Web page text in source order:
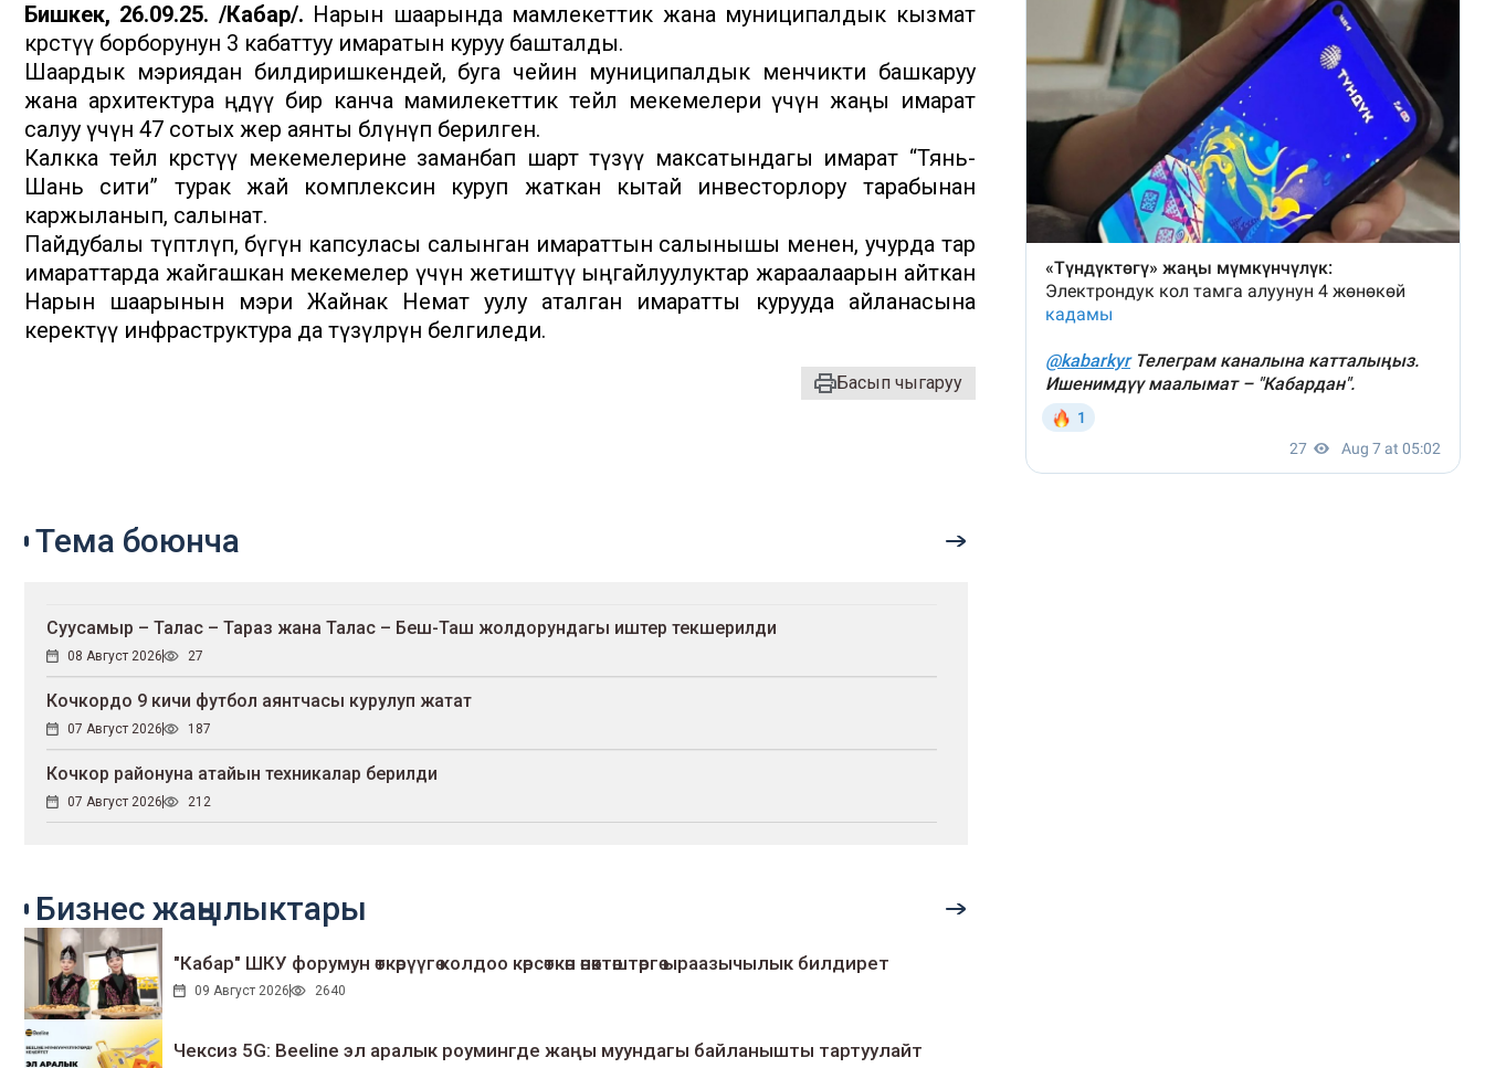
Бишкек, 26.09.25. /Кабар/. Нарын шаарында мамлекеттик жана муниципалдык кызмат
көрсөтүү борборунун 3 кабаттуу имаратын куруу башталды.
Шаардык мэриядан билдиришкендей, буга чейин муниципалдык менчикти башкаруу
жана архитектура өңдүү бир канча мамилекеттик тейлөө мекемелери үчүн жаңы имарат
салуу үчүн 47 сотых жер аянты бөлүнүп берилген.
Калкка тейлөө көрсөтүү мекемелерине заманбап шарт түзүү максатындагы имарат “Тянь-
Шань сити” турак жай комплексин куруп жаткан кытай инвесторлору тарабынан
каржыланып, салынат.
Пайдубалы түптөлүп, бүгүн капсуласы салынган имараттын салынышы менен, учурда тар
имараттарда жайгашкан мекемелер үчүн жетиштүү ыңгайлуулуктар жараалаарын айткан
Нарын шаарынын мэри Жайнак Немат уулу аталган имаратты курууда айланасына
керектүү инфраструктура да түзүлөөрүн белгиледи.
Басып чыгаруу
Тема боюнча
Суусамыр – Талас – Тараз жана Талас – Беш-Таш жолдорундагы иштер текшерилди
08 Август 2026 27
Кочкордо 9 кичи футбол аянтчасы курулуп жатат
07 Август 2026 187
Кочкор районуна атайын техникалар берилди
07 Август 2026 212
Бизнес жаңылыктары
"Кабар" ШКУ форумун өткөрүүгө колдоо көрсөткөн өнөктөштөргө ыраазычылык билдирет
09 Август 2026 2640
Чексиз 5G: Beeline эл аралык роумингде жаңы муундагы байланышты тартуулайт